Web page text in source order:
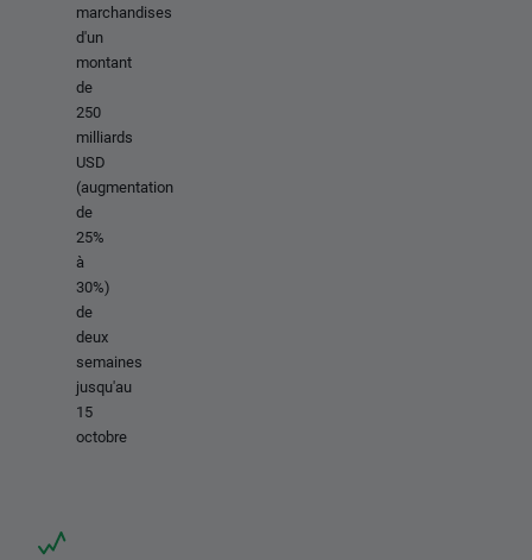
marchandises
d'un
montant
de
250
milliards
USD
(augmentation
de
25%
à
30%)
de
deux
semaines
jusqu'au
15
octobre